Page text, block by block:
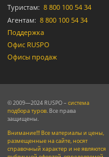
Туристам: 8 800 100 54 34
Агентам: 8 800 100 54 34
Поддержка
Офис RUSPO
Офисы продаж
© 2009—2024 RUSPO – система
подбора туров. Все права
защищены.
Внимание!!! Все материалы и цены,
размещенные на сайте, носят
справочный характер и не являются